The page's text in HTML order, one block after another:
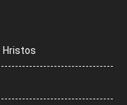
Hristos